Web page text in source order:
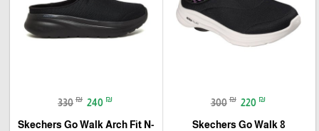
300 ₪ 220 ₪
Skechers Go Walk 8
330 ₪ 240 ₪
Skechers Go Walk Arch Fit N-